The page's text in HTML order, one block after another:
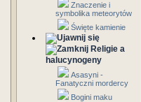
Znaczenie i
symbolika meteorytów
Święte kamienie
Religie a
halucynogeny
Asasyni -
Fanatyczni mordercy
Bogini maku